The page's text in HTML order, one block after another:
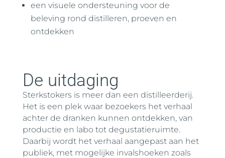
een visuele ondersteuning voor de
beleving rond distilleren, proeven en
ontdekken
De uitdaging
Sterkstokers is meer dan een distilleerderij.
Het is een plek waar bezoekers het verhaal
achter de dranken kunnen ontdekken, van
productie en labo tot degustatieruimte.
Daarbij wordt het verhaal aangepast aan het
publiek, met mogelijke invalshoeken zoals